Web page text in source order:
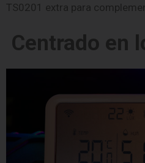
TS0201 extra para
Centrado en